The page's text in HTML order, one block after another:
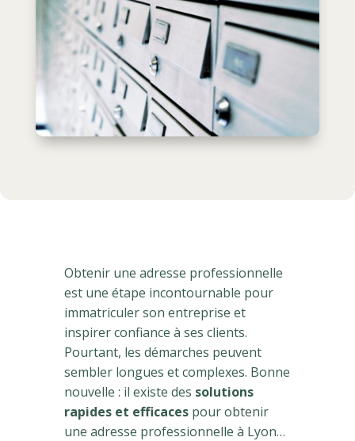
Obtenir une adresse professionnelle
est une étape incontournable pour
immatriculer son entreprise et
inspirer confiance à ses clients.
Pourtant, les démarches peuvent
sembler longues et complexes. Bonne
nouvelle : il existe des solutions
rapides et efficacespour obtenir
une adresse professionnelle à Lyon…